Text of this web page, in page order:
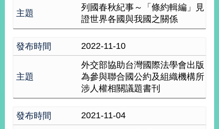
不
台
海
平
回
列國春秋紀事～「條約輯編」見
證世界各國與我國之關係
2022-11-10
外交部協助台灣國際法學會出版
為參與聯合國公約及組織機構所
涉人權相關議題書刊
2021-11-04